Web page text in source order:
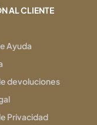
AL CLIENTE
Ayuda
devoluciones
Privacidad